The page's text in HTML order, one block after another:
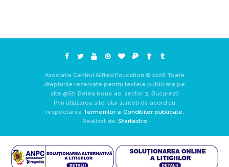
Asociatia Centrul Gifted Education © 2026 Toate
drepturile rezervate pentru textele publicate pe
site @Str Delea Noua 40, sector 3, Bucuresti
Prin utilizarea site-ului sunteti de acord cu
respectarea Termenilor si Conditiilor publicate.
Realizat de: Started.ro